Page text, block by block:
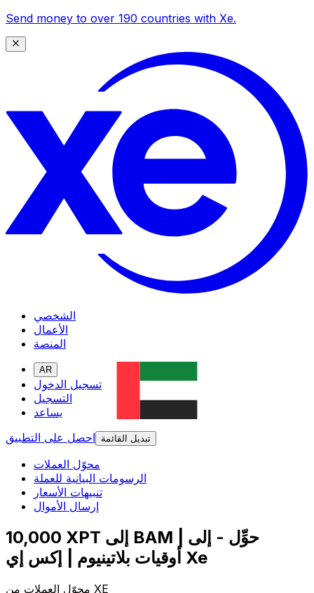
Send money to over 190 countries with Xe.
الشخصي
الأعمال
المنصة
AR
تسجيل الدخول
التسجيل
يساعد
احصل على التطبيق
تبديل القائمة
محوّل العملات
الرسومات البيانية للعملة
تنبيهات الأسعار
إرسال الأموال
10,000 XPT إلى BAM | حوِّل - إلى
أوقيات بلاتينيوم | إكس إي Xe
محوّل العملات مِن XE